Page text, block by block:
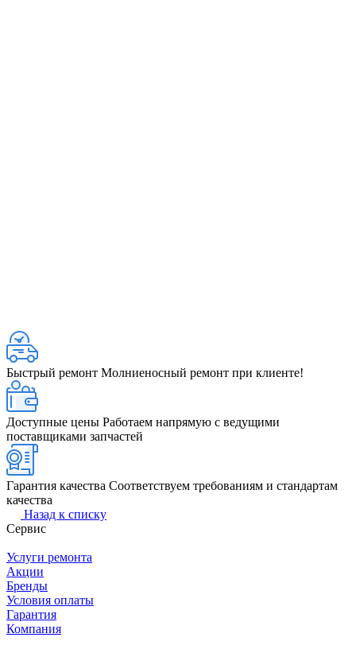
Быстрый ремонт Молниеносный ремонт при клиенте!
Доступные цены Работаем напрямую с ведущими
поставщиками запчастей
Гарантия качества Соответствуем требованиям и стандартам
качества
Назад к списку
Сервис
Услуги ремонта
Акции
Бренды
Условия оплаты
Гарантия
Компания